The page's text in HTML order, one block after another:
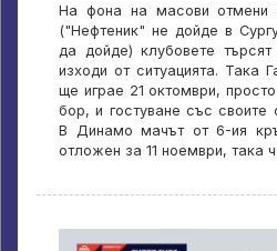
На фона на масови отмени
("Нефтеник" не дойде в
да дойде) клубовете
изходи от ситуацията. Така
ще играе 21 октомври,
бор, и гостуване със своите
В Динамо мачът от 6-ия
отложен за 11 ноември, така